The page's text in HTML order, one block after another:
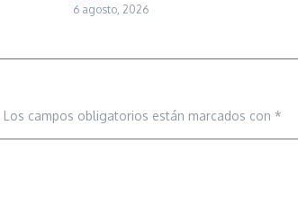
6 agosto, 2026
Los campos obligatorios están marcados con *